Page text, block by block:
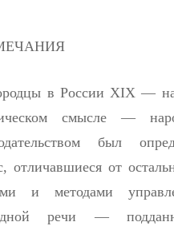
в России XIX —
смысле —
был
отличавшиеся от
и методами
речи —